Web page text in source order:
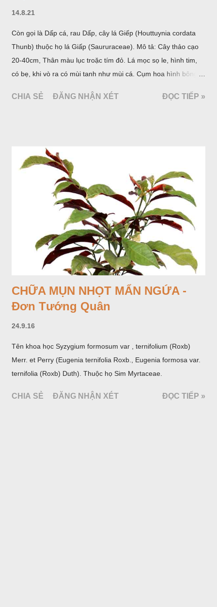
14.8.21
Còn gọi là Dấp cá, rau Dấp, cây lá Giếp (Houttuynia cordata
Thunb) thuộc họ lá Giấp (Saururaceae). Mô tả: Cây thảo cạo
20-40cm, Thân màu lục troặc tím đỏ. Lá mọc sọ le, hình tim,
có bẹ, khi vò ra có mùi tanh như mùi cá. Cụm hoa hình bông
nhạt. Hạt hình trái xoan nhẵn. Mùa hoa quả: tháng 5 – 7.
CHIA SẺ ĐĂNG NHẬN XÉT ĐỌC TIẾP »
CHỮA MỤN NHỌT MẨN NGỨA -
Đơn Tướng Quân
24.9.16
Tên khoa học Syzygium formosum var , ternifolium (Roxb)
Merr. et Perry (Eugenia ternifolia Roxb., Eugenia formosa var.
ternifolia (Roxb) Duth). Thuộc họ Sim Myrtaceae.
CHIA SẺ ĐĂNG NHẬN XÉT ĐỌC TIẾP »